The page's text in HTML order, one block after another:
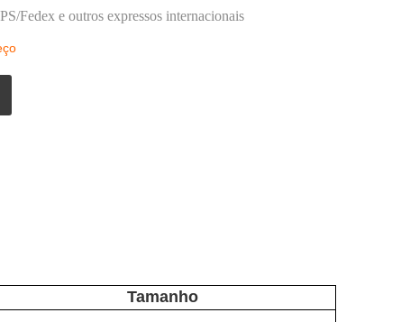
Fedex e outros expressos internacionais
Tamanho